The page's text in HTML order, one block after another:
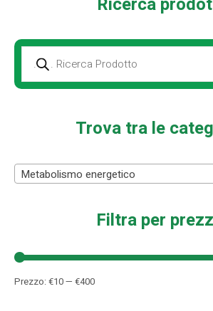
Prodotti
della
ricerca
Trova tra le
Metabolismo energetico
Filtra per
Prezzo:€10— €400